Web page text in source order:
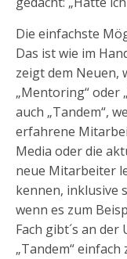
Die einfachste
Das ist wie im
zeigt dem Neuen,
„Mentoring“ oder
auch „Tandem“,
erfahrene
Media oder die
neue Mitarbeiter
kennen, inklusive
wenn es zum
Fach gibt´s an
„Tandem“